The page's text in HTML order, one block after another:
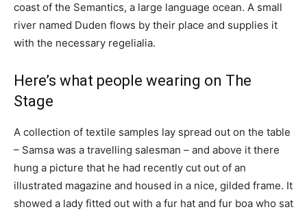
coast of the Semantics, a large language ocean. A small
river named Duden flows by their place and supplies it
with the necessary regelialia.
Here’s what people wearing on The
Stage
A collection of textile samples lay spread out on the table
– Samsa was a travelling salesman – and above it there
hung a picture that he had recently cut out of an
illustrated magazine and housed in a nice, gilded frame. It
showed a lady fitted out with a fur hat and fur boa who sat